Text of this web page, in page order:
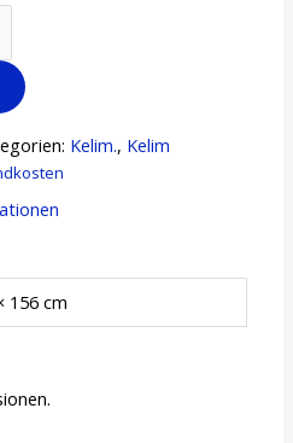
Kelim., Kelim
156 cm